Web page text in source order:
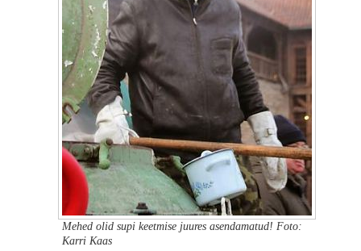
Mehed olid supi keetmise juures asendamatud! Foto:
Karri Kaas